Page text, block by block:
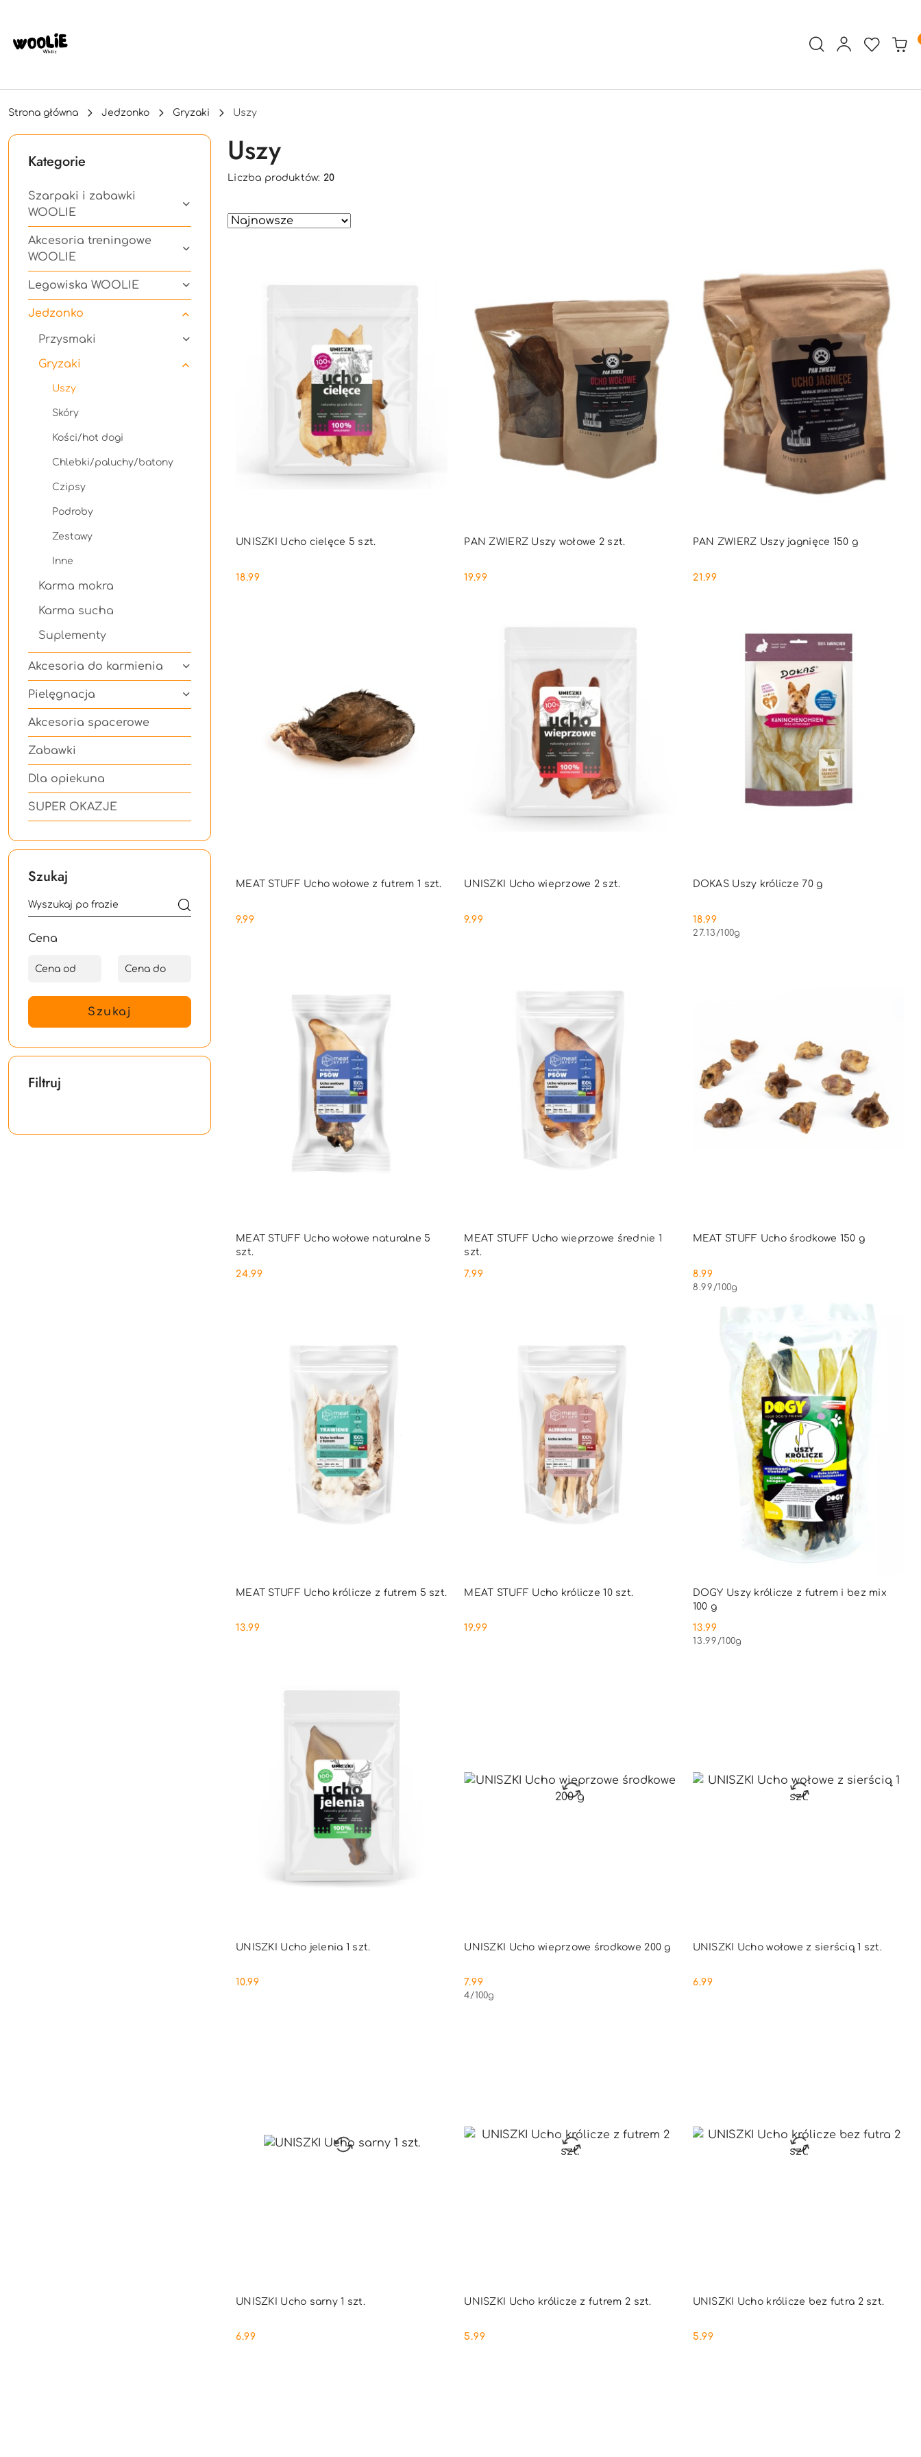
Strona główna Jedzonko Gryzaki Uszy
Kategorie
Szarpaki i zabawki
WOOLIE
Akcesoria treningowe
WOOLIE
Legowiska WOOLIE
Jedzonko
Przysmaki
Gryzaki
Uszy
Skóry
Kości/hot dogi
Chlebki/paluchy/batony
Czipsy
Podroby
Zestawy
Inne
Karma mokra
Karma sucha
Suplementy
Akcesoria do karmienia
Pielęgnacja
Akcesoria spacerowe
Zabawki
Dla opiekuna
SUPER OKAZJE
Szukaj
Cena
Szukaj
Filtruj
Uszy
Liczba produktów: 20
Zastosowano
Sortuj
UNISZKI Ucho cielęce 5 szt.
Cena:
18.99
PRODUKT NIEDOSTĘPNY
PAN ZWIERZ Uszy wołowe 2 szt.
Cena:
19.99
PRODUKT NIEDOSTĘPNY
PAN ZWIERZ Uszy jagnięce 150 g
Cena:
21.99
PRODUKT NIEDOSTĘPNY
MEAT STUFF Ucho wołowe z futrem 1 szt.
Cena:
9.99
PRODUKT NIEDOSTĘPNY
UNISZKI Ucho wieprzowe 2 szt.
Cena:
9.99
PRODUKT NIEDOSTĘPNY
DOKAS Uszy królicze 70 g
Cena:
18.99
27.13 /100g
PRODUKT NIEDOSTĘPNY
MEAT STUFF Ucho wołowe naturalne 5
szt.
Cena:
24.99
PRODUKT NIEDOSTĘPNY
MEAT STUFF Ucho wieprzowe średnie 1
szt.
Cena:
7.99
PRODUKT NIEDOSTĘPNY
MEAT STUFF Ucho środkowe 150 g
Cena:
8.99
8.99 /100g
PRODUKT NIEDOSTĘPNY
MEAT STUFF Ucho królicze z futrem 5 szt.
Cena:
13.99
PRODUKT NIEDOSTĘPNY
MEAT STUFF Ucho królicze 10 szt.
Cena:
19.99
PRODUKT NIEDOSTĘPNY
DOGY Uszy królicze z futrem i bez mix
100 g
Cena:
13.99
13.99/100g
PRODUKT NIEDOSTĘPNY
UNISZKI Ucho jelenia 1 szt.
Cena:
10.99
PRODUKT NIEDOSTĘPNY
UNISZKI Ucho wieprzowe środkowe 200 g
Cena:
7.99
4/100g
PRODUKT NIEDOSTĘPNY
UNISZKI Ucho wołowe z sierścią 1 szt.
Cena:
6.99
PRODUKT NIEDOSTĘPNY
UNISZKI Ucho sarny 1 szt.
Cena:
6.99
PRODUKT NIEDOSTĘPNY
UNISZKI Ucho królicze z futrem 2 szt.
Cena:
5.99
PRODUKT NIEDOSTĘPNY
UNISZKI Ucho królicze bez futra 2 szt.
Cena:
5.99
PRODUKT NIEDOSTĘPNY